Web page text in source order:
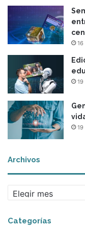
Archivos
r
h
Categorías